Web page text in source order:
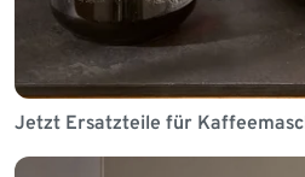
Jetzt Ersatzteile für